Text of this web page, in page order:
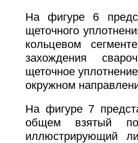
На фигуре 6
щеточного
кольцевом
захождения
щеточное
окружном
На фигуре 7
общем взятый
иллюстрирующий